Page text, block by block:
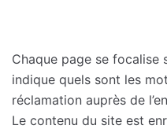
Chaque page se focalise
indique quels sont les
réclamation auprès de
Le contenu du site est